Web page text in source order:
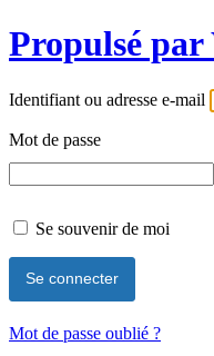
Propulsé par
Identifiant ou adresse e-mail
Mot de passe
Se souvenir de moi
Mot de passe oublié ?